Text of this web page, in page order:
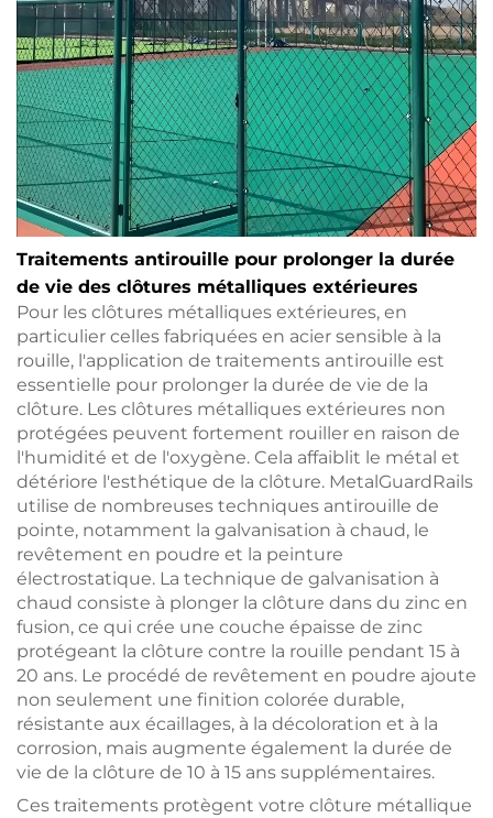
Traitements antirouille pour prolonger la durée
de vie des clôtures métalliques extérieures
Pour les clôtures métalliques extérieures, en
particulier celles fabriquées en acier sensible à la
rouille, l'application de traitements antirouille est
essentielle pour prolonger la durée de vie de la
clôture. Les clôtures métalliques extérieures non
protégées peuvent fortement rouiller en raison de
l'humidité et de l'oxygène. Cela affaiblit le métal et
détériore l'esthétique de la clôture. MetalGuardRails
utilise de nombreuses techniques antirouille de
pointe, notamment la galvanisation à chaud, le
revêtement en poudre et la peinture
électrostatique. La technique de galvanisation à
chaud consiste à plonger la clôture dans du zinc en
fusion, ce qui crée une couche épaisse de zinc
protégeant la clôture contre la rouille pendant 15 à
20 ans. Le procédé de revêtement en poudre ajoute
non seulement une finition colorée durable,
résistante aux écaillages, à la décoloration et à la
corrosion, mais augmente également la durée de
vie de la clôture de 10 à 15 ans supplémentaires.
Ces traitements protègent votre clôture métallique